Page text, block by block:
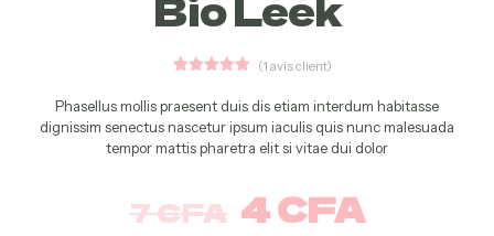
sur 5
basé sur
notation
client
(1 avis client)
Phasellus mollis praesent duis dis etiam interdum habitasse
dignissim senectus nascetur ipsum iaculis quis nunc malesuada
tempor mattis pharetra elit si vitae dui dolor
7CFA 4CFA